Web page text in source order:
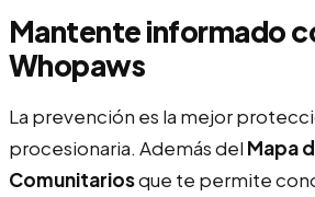
Mantente informado
Whopaws
La prevención es la mejor
procesionaria. Además del Mapa
Comunitariosque te permite